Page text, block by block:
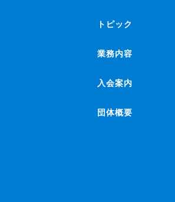
トピック
業務内容
入会案内
団体概要